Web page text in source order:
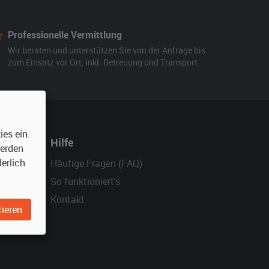
Professionelle Vermittlung
Wir beraten und unterstützen Sie von der Anfrage bis
zum Einsatz vor Ort, inkl. Betreuung und Transport.
Hilfe
Häufige Fragen (FAQ)
So funktioniert's
Kontakt
ein.